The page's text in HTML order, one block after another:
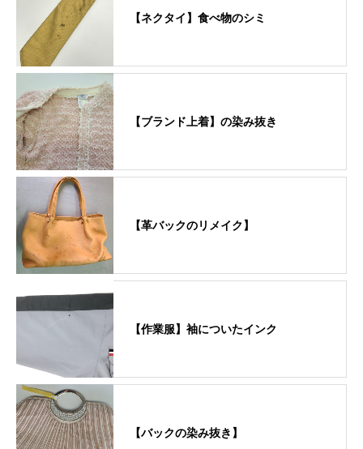
【ネクタイ】食べ物のシミ
【ブランド上着】の染み抜き
【革バックのリメイク】
【作業服】袖についたインク
【バックの染み抜き】